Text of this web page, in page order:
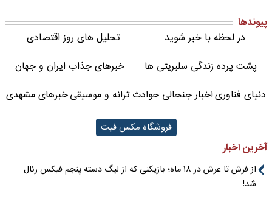
پیوندها
در لحظه با خبر شوید
تحلیل های روز اقتصادی
پشت پرده زندگی سلبریتی ها
خبرهای جذاب ایران و جهان
دنیای فناوریاخبار جنجالی حوادثترانه و موسیقیخبرهای مشهدی
فروشگاه مکس فیت
آخرین اخبار
از فرش تا عرش در ۱۸ ماه؛ بازیکنی که از لیگ دسته پنجم فیکس رئال
شد!